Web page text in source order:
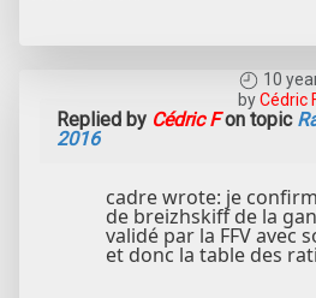
10
byCédric
Replied by Cédric Fon topic
2016
cadre wrote: je
de breizhskiff de la
validé par la FFV avec
et donc la table des